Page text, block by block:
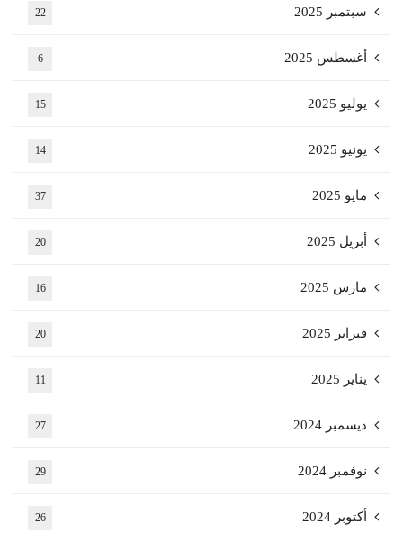
سبتمبر 2025 22
أغسطس 2025 6
يوليو 2025 15
يونيو 2025 14
مايو 2025 37
أبريل 2025 20
مارس 2025 16
فبراير 2025 20
يناير 2025 11
ديسمبر 2024 27
نوفمبر 2024 29
أكتوبر 2024 26